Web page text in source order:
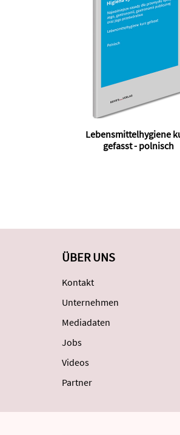
Lebensmittelhygiene
gefasst - polnisch
ÜBER UNS
Kontakt
Unternehmen
Mediadaten
Jobs
Videos
Partner